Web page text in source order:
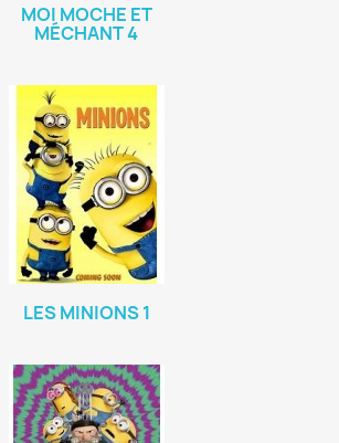
MOI MOCHE ET
MÉCHANT 4
LES MINIONS 1